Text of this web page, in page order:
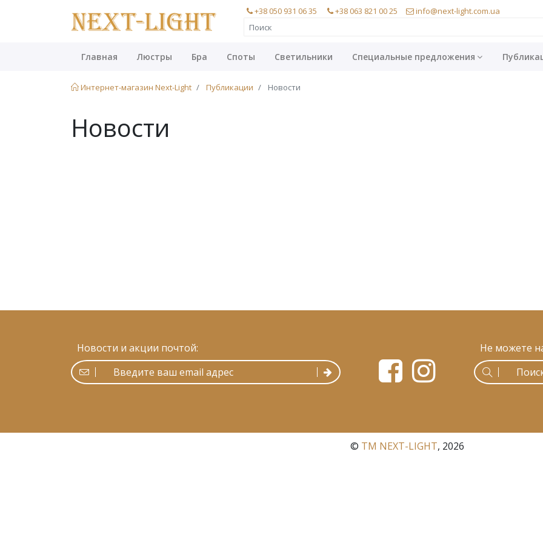
+38 050 931 06 35 +38 063 821 00 25 info@next-light.com.ua
Главная Люстры Бра Споты Светильники Специальные предложения
Интернет-магазин Next-Light Публикации Новости
Новости
Новости и акции почтой: Не можете
© ТМ NEXT-LIGHT, 2026